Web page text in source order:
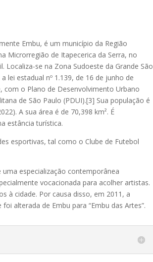
Embu, é um município da Região
Microrregião de Itapecerica da Serra, no
Localiza-se na Zona Sudoeste da Grande São
lei estadual nº 1.139, de 16 de junho de
com o Plano de Desenvolvimento Urbano
de São Paulo (PDUI).[3] Sua população é
A sua área é de 70,398 km². É
estância turística.
esportivas, tal como o Clube de Futebol
especialização contemporânea
vocacionada para acolher artistas.
à cidade. Por causa disso, em 2011, a
alterada de Embu para “Embu das Artes”.